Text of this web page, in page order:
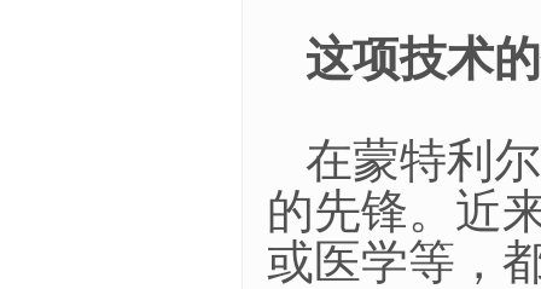
这项技术
在蒙特利
的先锋。近
或医学等，